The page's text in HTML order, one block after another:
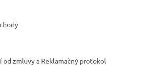
od zmluvy a Reklamačný protokol